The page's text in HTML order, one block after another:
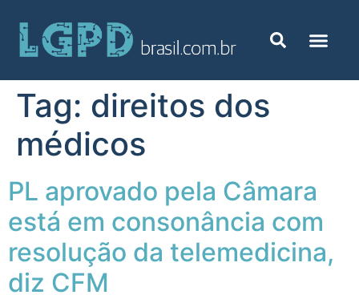
Tag: direitos dos
médicos
PL aprovado pela Câmara
está em consonância com
resolução da telemedicina,
diz CFM